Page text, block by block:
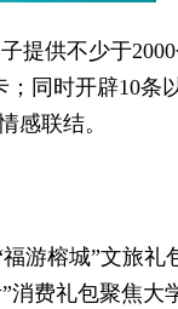
提供不少于
同时开辟10条
感联结。
游榕城”文旅礼
消费礼包聚焦大